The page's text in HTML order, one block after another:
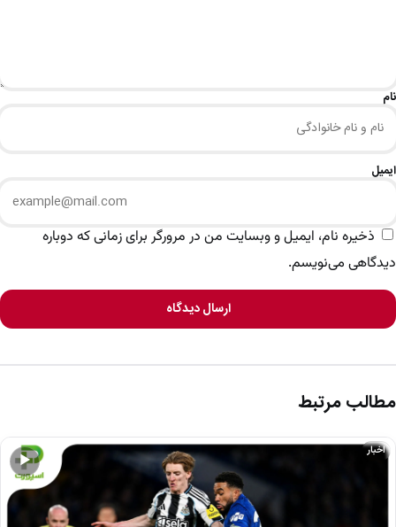
نام
ایمیل
ذخیره نام، ایمیل و وبسایت من در مرورگر برای زمانی که دوباره
دیدگاهی می‌نویسم.
ارسال دیدگاه
مطالب مرتبط
▶
اخبار